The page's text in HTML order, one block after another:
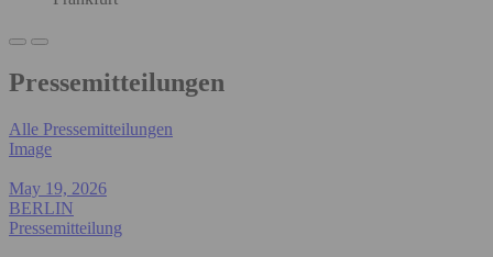
Pressemitteilungen
Alle Pressemitteilungen
Image
May 19, 2026
BERLIN
Pressemitteilung